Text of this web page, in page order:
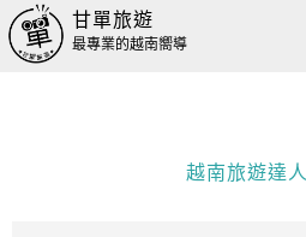
甘單旅遊
最專業的越南嚮導
越南旅遊達人